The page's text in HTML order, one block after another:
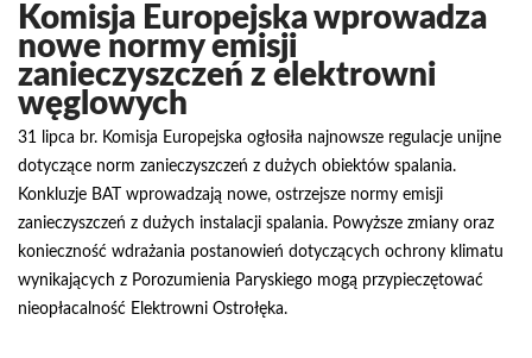
Komisja Europejska wprowadza
nowe normy emisji
zanieczyszczeń z elektrowni
węglowych
31 lipca br. Komisja Europejska ogłosiła najnowsze regulacje unijne
dotyczące norm zanieczyszczeń z dużych obiektów spalania.
Konkluzje BAT wprowadzają nowe, ostrzejsze normy emisji
zanieczyszczeń z dużych instalacji spalania. Powyższe zmiany oraz
konieczność wdrażania postanowień dotyczących ochrony klimatu
wynikających z Porozumienia Paryskiego mogą przypieczętować
nieopłacalność Elektrowni Ostrołęka.